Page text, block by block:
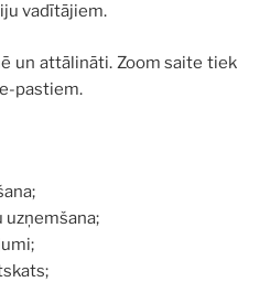
vadītājiem.
un attālināti. Zoom saite tiek
pastiem.
uzņemšana;